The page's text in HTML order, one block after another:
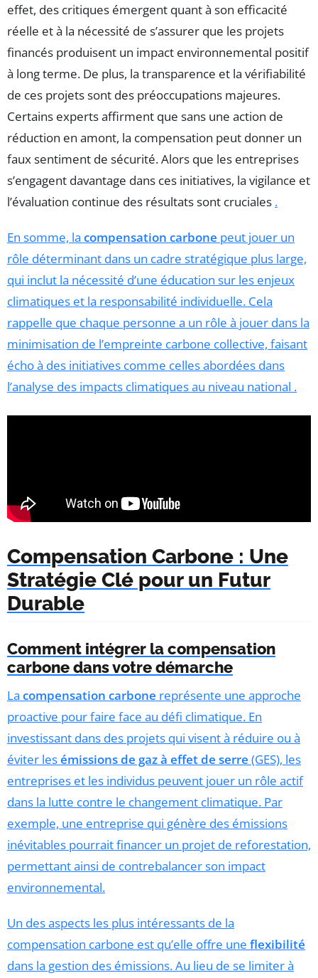
effet, des critiques émergent quant à son efficacité
réelle et à la nécessité de s’assurer que les projets
financés produisent un impact environnemental positif
à long terme. De plus, la transparence et la vérifiabilité
de ces projets sont des préoccupations majeures.
Certains experts affirment que sans une action de
réduction en amont, la compensation peut donner un
faux sentiment de sécurité. Alors que les entreprises
s’engagent davantage dans ces initiatives, la vigilance et
l’évaluation continue des résultats sont cruciales .
En somme, la compensation carbone peut jouer un
rôle déterminant dans un cadre stratégique plus large,
qui inclut la nécessité d’une éducation sur les enjeux
climatiques et la responsabilité individuelle. Cela
rappelle que chaque personne a un rôle à jouer dans la
minimisation de l’empreinte carbone collective, faisant
écho à des initiatives comme celles abordées dans
l’analyse des impacts climatiques au niveau national .
Compensation Carbone : Une
Stratégie Clé pour un Futur
Durable
Comment intégrer la compensation
carbone dans votre démarche
La compensation carbone représente une approche
proactive pour faire face au défi climatique. En
investissant dans des projets qui visent à réduire ou à
éviter lesémissions de gaz à effet de serre (GES), les
entreprises et les individus peuvent jouer un rôle actif
dans la lutte contre le changement climatique. Par
exemple, une entreprise qui génère des émissions
inévitables pourrait financer un projet de reforestation,
permettant ainsi de contrebalancer son impact
environnemental.
Un des aspects les plus intéressants de la
compensation carbone est qu’elle offre une flexibilité
dans la gestion des émissions. Au lieu de se limiter à